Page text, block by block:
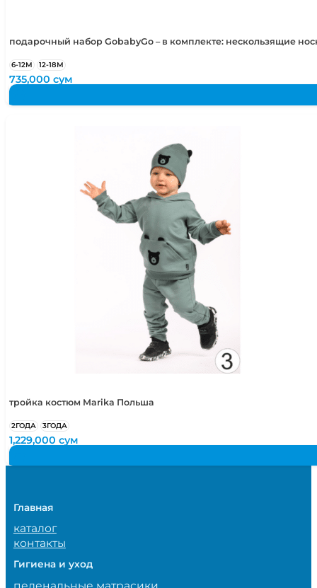
подарочный набор GobabyGo – в комплекте: нескользящие
6-12М 12-18М
735,000сум
тройка костюм Marika Польша
2ГОДА 3ГОДА
1,229,000сум
Главная
каталог
контакты
Гигиена и уход